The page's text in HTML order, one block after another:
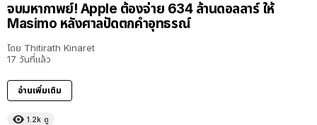
จบมหากาพย์! Apple ต้องจ่าย 634 ล้านดอลลาร์ ให้
Masimo หลังศาลปัดตกคำอุทธรณ์
โดย Thitirath Kinaret
17 วันที่แล้ว
อ่านเพิ่มเติม
1.2k ดู